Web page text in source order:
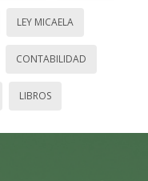
LEY MICAELA
CONTABILIDAD
LIBROS